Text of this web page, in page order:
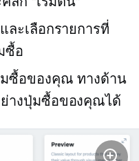
ะเลือกรายการที่
ซื้อ
มซื้อของคุณ ทางด้าน
างปุ่มซื้อของคุณได้